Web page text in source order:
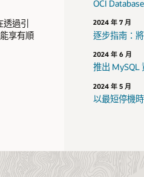
透過引
享有順
OCI
2024 年 7 月
逐步指南：
2024 年 6 月
推出 MySQL
2024 年 5 月
以最短停機